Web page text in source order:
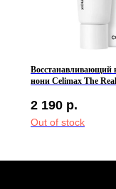
Восстанавливающий
нони Celimax The
2 190 р.
Out of stock